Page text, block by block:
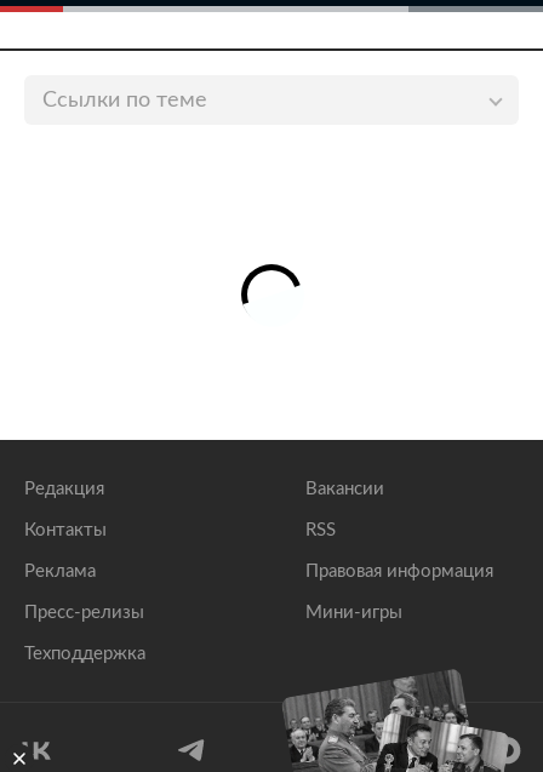
Ссылки по теме
Россиянка обнаружила записку с просьбой спасти
Редакция
Контакты
Реклама
Пресс-релизы
Техподдержка
Вакансии
RSS
Правовая информация
Мини-игры